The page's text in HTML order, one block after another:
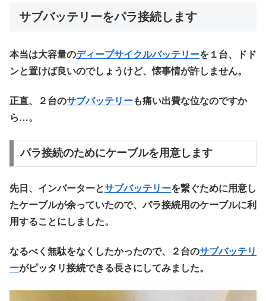
サブバッテリーをパラ接続します
本当は大容量のディープサイクルバッテリーを１台、ドド
ンと置けば良いのでしょうけど、懐事情が許しません。
正直、２台のサブバッテリーも痛い出費な位なのですか
ら…。
パラ接続のためにケーブルを用意します
先日、インバーターとサブバッテリーを繋ぐために用意し
たケーブルが余っていたので、パラ接続用のケーブルに利
用することにしました。
なるべく無駄をなくしたかったので、２台のサブバッテリ
ーがピッタリ接続できる長さにしてみました。